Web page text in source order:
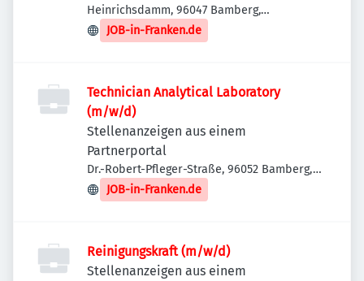
Heinrichsdamm, 96047 Bamberg,
Deutschland
JOB-in-Franken.de
Technician Analytical Laboratory
(m/w/d)
Stellenanzeigen aus einem
Partnerportal
Dr.-Robert-Pfleger-Straße, 96052 Bamberg,
Deutschland
JOB-in-Franken.de
Reinigungskraft (m/w/d)
Stellenanzeigen aus einem